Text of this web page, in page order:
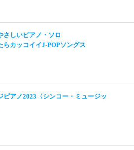
さしいピアノ・ソロ
らカッコイイJ-POPソングス
ピアノ2023〈シンコー・ミュージッ